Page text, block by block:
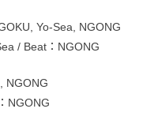
Yo-Sea, NGONG
/ Beat：NGONG
NGONG
NGONG